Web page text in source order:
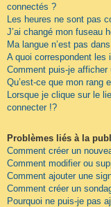
connectés ?
Les heures ne sont pas
J’ai changé mon fuseau
Ma langue n’est pas
A quoi correspondent les
Comment puis-je afficher
Qu’est-ce que mon rang
Lorsque je clique sur le
connecter !?
Problèmes liés à la
Comment créer un
Comment modifier ou
Comment ajouter une
Comment créer un
Pourquoi ne puis-je pas